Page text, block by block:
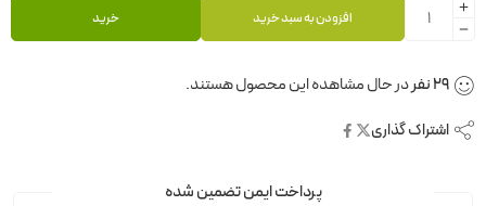
افزودن به سبد خرید خرید
29نفردر حال مشاهده این محصول هستند.
اشتراک گذاری
پرداخت ایمن تضمین شده